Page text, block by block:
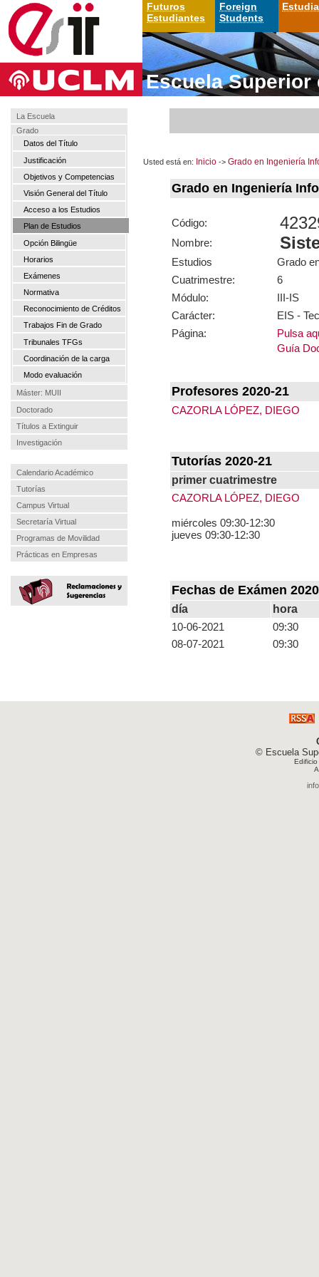
Futuros
Estudiantes
Foreign
Students
Escuela Superior
La Escuela
Grado
Datos del Título
Justificación
Objetivos y Competencias
Visión General del Título
Acceso a los Estudios
Plan de Estudios
Opción Bilingüe
Horarios
Exámenes
Normativa
Reconocimiento de Créditos
Trabajos Fin de Grado
Tribunales TFGs
Coordinación de la carga
Modo evaluación
Máster: MUII
Doctorado
Títulos a Extinguir
Investigación
Calendario Académico
Tutorías
Campus Virtual
Secretaría Virtual
Programas de Movilidad
Prácticas en Empresas
Usted está en: Inicio -> Grado en Ingeniería
Grado en Ingeniería
Código:
Nombre:
Estudios
Grado
Cuatrimestre:
6
Módulo:
III-IS
Carácter:
EIS -
Página:
Pulsa
Guía
Profesores 2020-21
CAZORLA LÓPEZ, DIEGO
Tutorías 2020-21
primer cuatrimestre
CAZORLA LÓPEZ, DIEGO
miércoles 09:30-12:30
jueves 09:30-12:30
Fechas de Exámen
día
hora
10-06-2021
09:30
08-07-2021
09:30
© Escuela